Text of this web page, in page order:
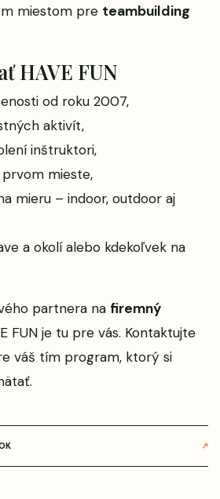
miestom pre teambuilding
HAVE FUN
od roku 2007,
aktivít,
inštruktori,
mieste,
mieru – indoor, outdoor aj
a okolí alebo kdekoľvek na
partnera na firemný
FUN je tu pre vás. Kontaktujte
váš tím program, ktorý si
↗